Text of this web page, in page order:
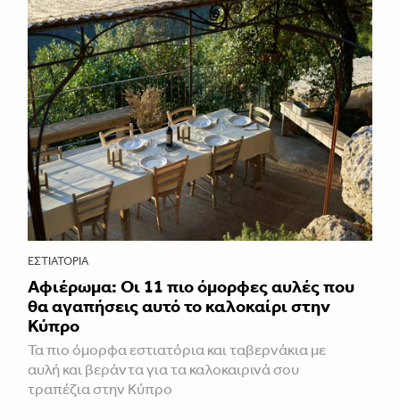
ΕΣΤΙΑΤΌΡΙΑ
Αφιέρωμα: Οι 11 πιο όμορφες αυλές που
θα αγαπήσεις αυτό το καλοκαίρι στην
Κύπρο
Τα πιο όμορφα εστιατόρια και ταβερνάκια με
αυλή και βεράντα για τα καλοκαιρινά σου
τραπέζια στην Κύπρο